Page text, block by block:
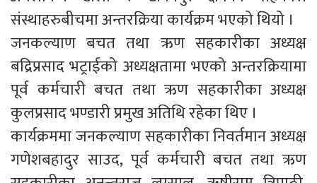
संस्थाहरुबीचमा अन्तरक्रिया कार्यक्रम भएको थियो ।
जनकल्याण बचत तथा ऋण सहकारीका अध्यक्ष
बद्रिप्रसाद भट्राईको अध्यक्षतामा भएको अन्तरक्रियामा
पूर्व कर्मचारी बचत तथा ऋण सहकारीका अध्यक्ष
कुलप्रसाद भण्डारी प्रमुख अतिथि रहेका थिए ।
कार्यक्रममा जनकल्याण सहकारीका निवर्तमान अध्यक्ष
गणेशबहादुर साउद, पूर्व कर्मचारी बचत तथा ऋण